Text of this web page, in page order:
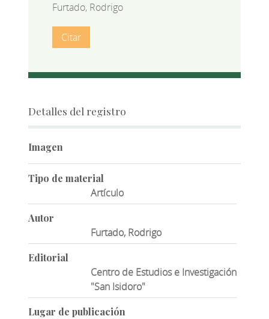
Furtado, Rodrigo
Citar
Detalles del registro
Imagen
Tipo de material
Artículo
Autor
Furtado, Rodrigo
Editorial
Centro de Estudios e Investigación
"San Isidoro"
Lugar de publicación